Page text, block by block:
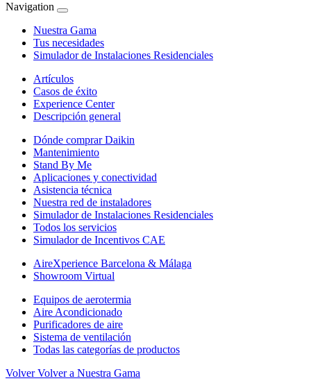
Navigation
Nuestra Gama
Tus necesidades
Simulador de Instalaciones Residenciales
Artículos
Casos de éxito
Experience Center
Descripción general
Dónde comprar Daikin
Mantenimiento
Stand By Me
Aplicaciones y conectividad
Asistencia técnica
Nuestra red de instaladores
Simulador de Instalaciones Residenciales
Todos los servicios
Simulador de Incentivos CAE
AireXperience Barcelona & Málaga
Showroom Virtual
Equipos de aerotermia
Aire Acondicionado
Purificadores de aire
Sistema de ventilación
Todas las categorías de productos
Volver Volver a Nuestra Gama